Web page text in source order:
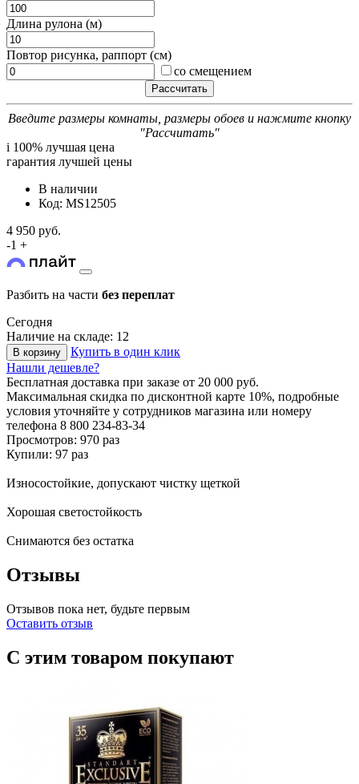
Длина рулона (м)
Повтор рисунка, раппорт (см)
со смещением
Введите размеры комнаты, размеры обоев и нажмите кнопку
"Рассчитать"
i 100% лучшая цена
гарантия лучшей цены
В наличии
Код: MS12505
4 950 руб.
-1 +
Разбить на части без переплат
Сегодня
Наличие на складе: 12
В корзину
Купить в один клик
Нашли дешевле?
Бесплатная доставка при заказе от 20 000 руб.
Максимальная скидка по дисконтной карте 10%, подробные
условия уточняйте у сотрудников магазина или номеру
телефона 8 800 234-83-34
Просмотров: 970 раз
Купили: 97 раз
Износостойкие, допускают чистку щеткой
Хорошая светостойкость
Снимаются без остатка
Отзывы
Отзывов пока нет, будьте первым
Оставить отзыв
С этим товаром покупают